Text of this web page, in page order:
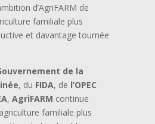
d’AgriFARM de
familiale plus
et davantage tournée
de la
, du FIDA, de l’OPEC
,AgriFARM continue
familiale plus